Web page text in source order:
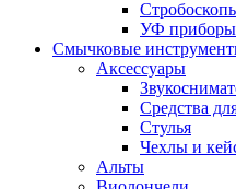
УФ приборы
Смычковые
Аксессуары
Средства
Стулья
Чехлы и
Альты